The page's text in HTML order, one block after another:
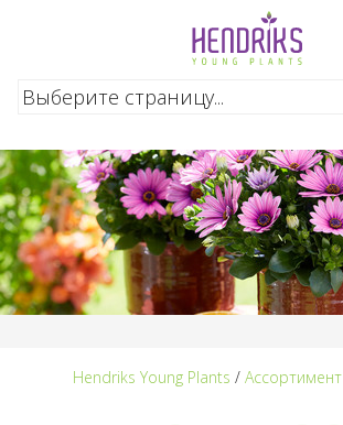
Hendriks Young Plants / Ассортимент